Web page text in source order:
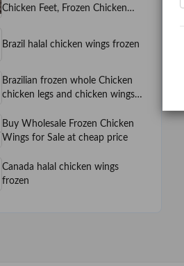
Chicken Feet, Frozen Chicken
Chicken gizzards, Frozen Chicken
Frozen Chicken 3 Joint Wings,
Frozen Chicken Fillets, Frozen
Brazil halal chicken wings frozen
Brazilian frozen whole Chicken
chicken legs and chicken wings/
for export
Buy Wholesale Frozen Chicken
Wings for Sale at cheap price
Canada halal chicken wings
frozen